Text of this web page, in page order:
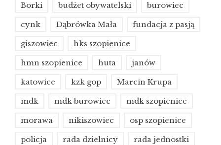
Borki budżet obywatelski burowiec
cynk Dąbrówka Mała fundacja z pasją
giszowiec hks szopienice
hmn szopienice huta janów
katowice kzk gop Marcin Krupa
mdk mdk burowiec mdk szopienice
morawa nikiszowiec osp szopienice
policja rada dzielnicy rada jednostki